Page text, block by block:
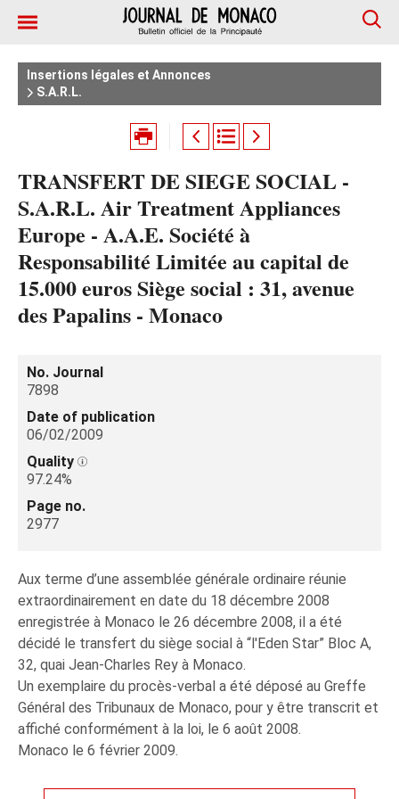
Insertions légales et Annonces
S.A.R.L.
TRANSFERT DE SIEGE SOCIAL -
S.A.R.L. Air Treatment Appliances
Europe - A.A.E. Société à
Responsabilité Limitée au capital de
15.000 euros Siège social : 31, avenue
des Papalins - Monaco
No. Journal
7898
Date of publication
06/02/2009
Quality
97.24%
Page no.
2977
Aux terme d’une assemblée générale ordinaire réunie
extraordinairement en date du 18 décembre 2008
enregistrée à Monaco le 26 décembre 2008, il a été
décidé le transfert du siège social à “l'Eden Star” Bloc A,
32, quai Jean-Charles Rey à Monaco.
Un exemplaire du procès-verbal a été déposé au Greffe
Général des Tribunaux de Monaco, pour y être transcrit et
affiché conformément à la loi, le 6 août 2008.
Monaco le 6 février 2009.